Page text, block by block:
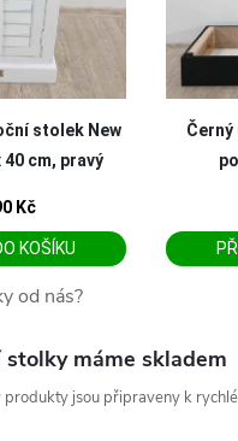
od nás?
stolky máme skladem
produkty jsou připraveny k